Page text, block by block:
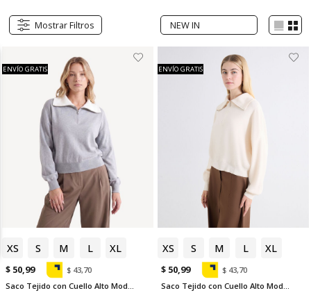
Mostrar Filtros
XS S M L XL
ENVÍO GRATIS
$ 50,99
$ 43,70
XS S M L XL
ENVÍO GRATIS
$ 50,99
$ 43,70